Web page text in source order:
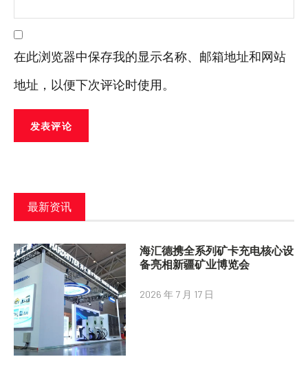
在此浏览器中保存我的显示名称、邮箱地址和网站
地址，以便下次评论时使用。
最新资讯
海汇德携全系列矿卡充电核心设
备亮相新疆矿业博览会
2026 年 7 月 17 日